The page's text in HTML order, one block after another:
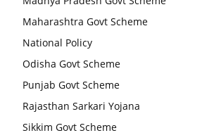
Maharashtra Govt Scheme
National Policy
Odisha Govt Scheme
Punjab Govt Scheme
Rajasthan Sarkari Yojana
Sikkim Govt Scheme